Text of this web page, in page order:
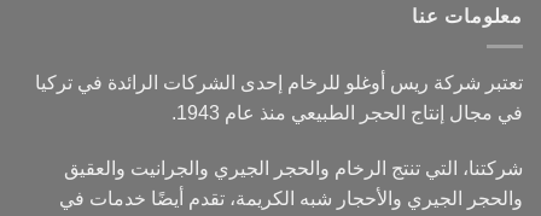
معلومات عنا
تعتبر شركة ريس أوغلو للرخام إحدى الشركات الرائدة في تركيا
في مجال إنتاج الحجر الطبيعي منذ عام 1943.
شركتنا، التي تنتج الرخام والحجر الجيري والجرانيت والعقيق
والحجر الجيري والأحجار شبه الكريمة، تقدم أيضًا خدمات في